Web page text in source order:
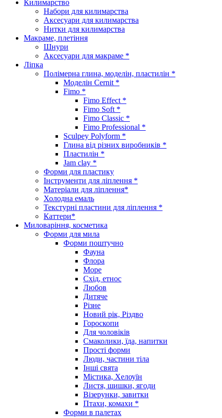
Килимарство
Набори для килимарства
Аксесуари для килимарства
Нитки для килимарства
Макраме, плетіння
Шнури
Аксесуари для макраме *
Ліпка
Полімерна глина, моделін, пластилін *
Моделін Cernit *
Fimo *
Fimo Effect *
Fimo Soft *
Fimo Classic *
Fimo Professional *
Sculpey Polyform *
Глина від різних виробників *
Пластилін *
Jam clay *
Форми для пластику
Інструменти для ліплення *
Матеріали для ліплення*
Холодна емаль
Текстурні пластини для ліплення *
Каттери*
Миловаріння, косметика
Форми для мила
Форми поштучно
Фауна
Флора
Море
Схід, етнос
Любов
Дитяче
Різне
Новий рік, Різдво
Гороскопи
Для чоловіків
Смаколики, їда, напитки
Прості форми
Люди, частини тіла
Інші свята
Містика, Хелоуїн
Листя, шишки, ягоди
Візерунки, завитки
Птахи, комахи *
Форми в палетах